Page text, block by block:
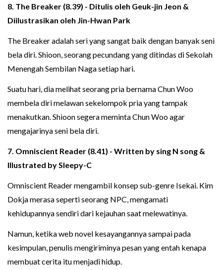
8. The Breaker (8.39) - Ditulis oleh Geuk-jin Jeon &
Diilustrasikan oleh Jin-Hwan Park
The Breaker adalah seri yang sangat baik dengan banyak seni
bela diri. Shioon, seorang pecundang yang ditindas di Sekolah
Menengah Sembilan Naga setiap hari.
Suatu hari, dia melihat seorang pria bernama Chun Woo
membela diri melawan sekelompok pria yang tampak
menakutkan. Shioon segera meminta Chun Woo agar
mengajarinya seni bela diri.
7. Omniscient Reader (8.41) - Written by sing N song &
Illustrated by Sleepy-C
Omniscient Reader mengambil konsep sub-genre Isekai. Kim
Dokja merasa seperti seorang NPC, mengamati
kehidupannya sendiri dari kejauhan saat melewatinya.
Namun, ketika web novel kesayangannya sampai pada
kesimpulan, penulis mengiriminya pesan yang entah kenapa
membuat cerita itu menjadi hidup.